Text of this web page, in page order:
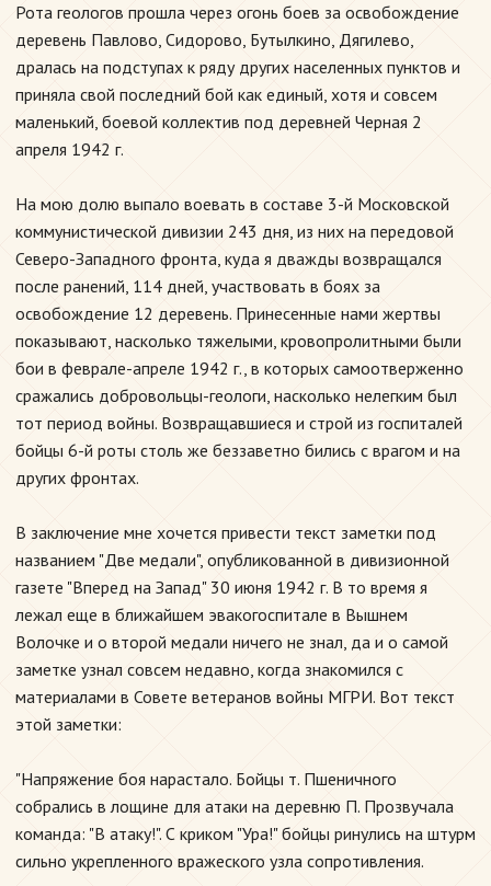
Рота геологов прошла через огонь боев за освобождение
деревень Павлово, Сидорово, Бутылкино, Дягилево,
дралась на подступах к ряду других населенных пунктов и
приняла свой последний бой как единый, хотя и совсем
маленький, боевой коллектив под деревней Черная 2
апреля 1942 г.
На мою долю выпало воевать в составе 3-й Московской
коммунистической дивизии 243 дня, из них на передовой
Северо-Западного фронта, куда я дважды возвращался
после ранений, 114 дней, участвовать в боях за
освобождение 12 деревень. Принесенные нами жертвы
показывают, насколько тяжелыми, кровопролитными были
бои в феврале-апреле 1942 г., в которых самоотверженно
сражались добровольцы-геологи, насколько нелегким был
тот период войны. Возвращавшиеся и строй из госпиталей
бойцы 6-й роты столь же беззаветно бились с врагом и на
других фронтах.
В заключение мне хочется привести текст заметки под
названием "Две медали", опубликованной в дивизионной
газете "Вперед на Запад" 30 июня 1942 г. В то время я
лежал еще в ближайшем эвакогоспитале в Вышнем
Волочке и о второй медали ничего не знал, да и о самой
заметке узнал совсем недавно, когда знакомился с
материалами в Совете ветеранов войны МГРИ. Вот текст
этой заметки:
"Напряжение боя нарастало. Бойцы т. Пшеничного
собрались в лощине для атаки на деревню П. Прозвучала
команда: "В атаку!". С криком "Ура!" бойцы ринулись на штурм
сильно укрепленного вражеского узла сопротивления.